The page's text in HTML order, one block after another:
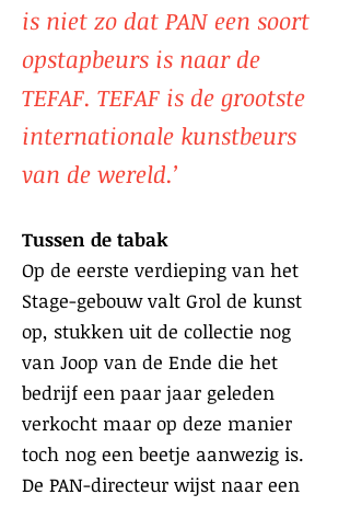
is niet zo dat PAN een soort
opstapbeurs is naar de
TEFAF. TEFAF is de grootste
internationale kunstbeurs
van de wereld.’
Tussen de tabak
Op de eerste verdieping van het
Stage-gebouw valt Grol de kunst
op, stukken uit de collectie nog
van Joop van de Ende die het
bedrijf een paar jaar geleden
verkocht maar op deze manier
toch nog een beetje aanwezig is.
De PAN-directeur wijst naar een